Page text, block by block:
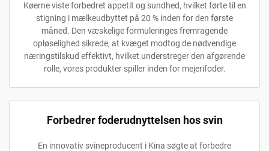
Køerne viste forbedret appetit og sundhed, hvilket førte til en
stigning i mælkeudbyttet på 20 % inden for den første
måned. Den væskelige formuleringes fremragende
opløselighed sikrede, at kvæget modtog de nødvendige
næringstilskud effektivt, hvilket understreger den afgørende
rolle, vores produkter spiller inden for mejerifoder.
Forbedrer foderudnyttelsen hos svin
En innovativ svineproducent i Kina søgte at forbedre